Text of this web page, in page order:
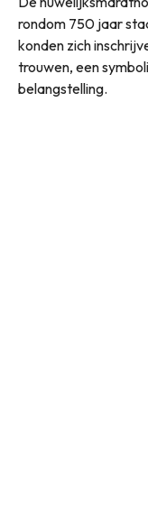
rondom 750 jaar
konden zich
trouwen, een
belangstelling.